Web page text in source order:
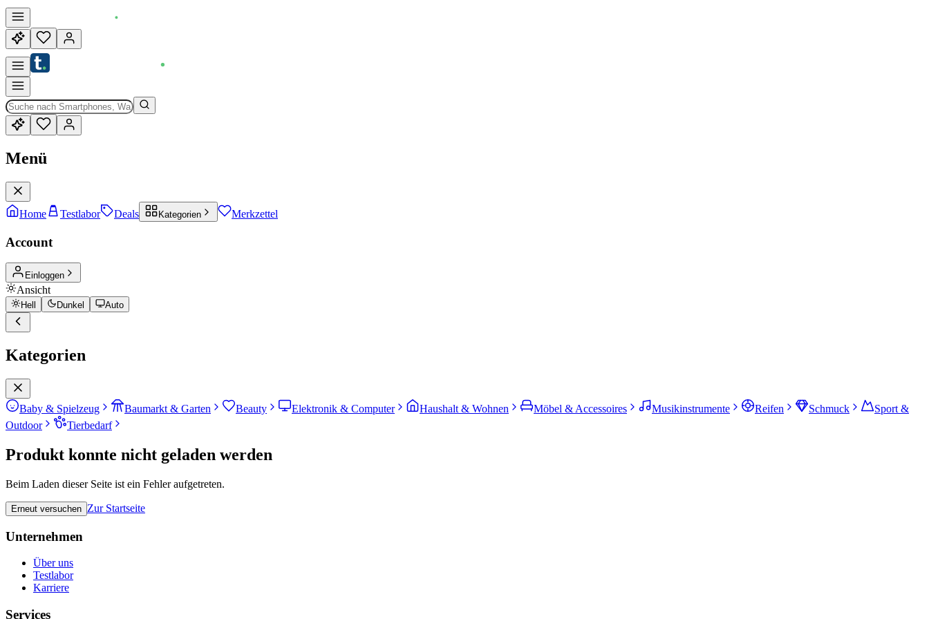
Menü
Home Testlabor Deals Kategorien Merkzettel
Account
Einloggen
Ansicht
Hell Dunkel Auto
Kategorien
Baby & Spielzeug Baumarkt & Garten Beauty Elektronik & Computer Haushalt & Wohnen Möbel & Accessoires Musikinstrumente Reifen Schmuck
Sport &
Outdoor
Tierbedarf
Produkt konnte nicht geladen werden
Beim Laden dieser Seite ist ein Fehler aufgetreten.
Erneut versuchen Zur Startseite
Unternehmen
Über uns
Testlabor
Karriere
Services